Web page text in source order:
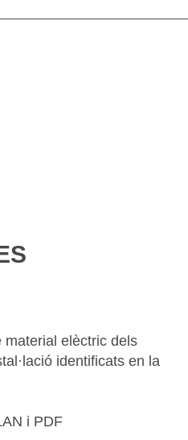
material elèctric dels
identificats en la
i PDF